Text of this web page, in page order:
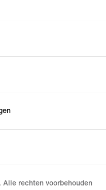
Alle rechten voorbehouden